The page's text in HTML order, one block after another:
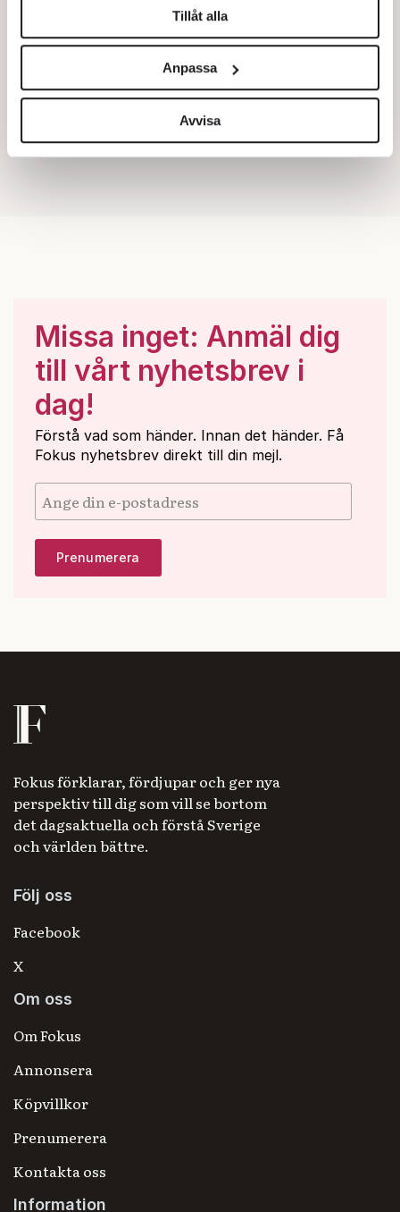
Vi använder enhetsidentifierare för att anpassa innehållet
för sociala medier och analysera vår trafik. Vi
vidarebefordrar även sådana identifierare och annan
information från din enhet till de sociala medier och
annons- och analysföretag som vi samarbetar med.
Dessa kan i sin tur kombinera informationen med annan
Tillåt alla
Anpassa
Avvisa
Missa inget: Anmäl dig
till vårt nyhetsbrev i
dag!
Förstå vad som händer. Innan det händer. Få
Fokus nyhetsbrev direkt till din mejl.
Fokus förklarar, fördjupar och ger nya
perspektiv till dig som vill se bortom
det dagsaktuella och förstå Sverige
och världen bättre.
Följ oss
Facebook
X
Om oss
Om Fokus
Annonsera
Köpvillkor
Prenumerera
Kontakta oss
Information